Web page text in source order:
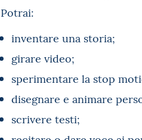
Potrai:
inventare una storia;
girare video;
sperimentare la stop
disegnare e animare
scrivere testi;